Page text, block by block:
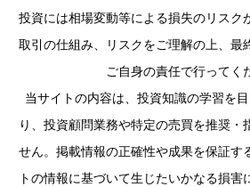
投資には相場変動等による損失のリスク
取引の仕組み、リスクをご理解の上、最
ご自身の責任で行ってく
当サイトの内容は、投資知識の学習を
り、投資顧問業務や特定の売買を推奨・
せん。掲載情報の正確性や成果を保証す
トの情報に基づいて生じたいかなる損害